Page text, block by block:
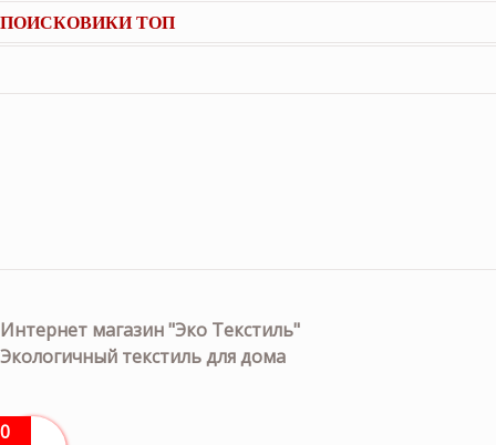
ПОИСКОВИКИ ТОП
Интернет магазин "Эко Текстиль"
Экологичный текстиль для дома
0